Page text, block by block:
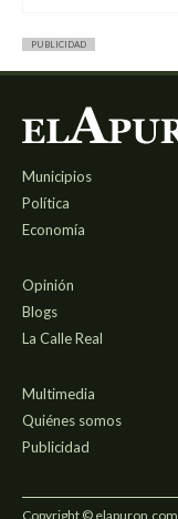
PUBLICIDAD
Municipios
Política
Economía
Opinión
Blogs
La Calle Real
Multimedia
Quiénes somos
Publicidad
Copyright © elapuron.com